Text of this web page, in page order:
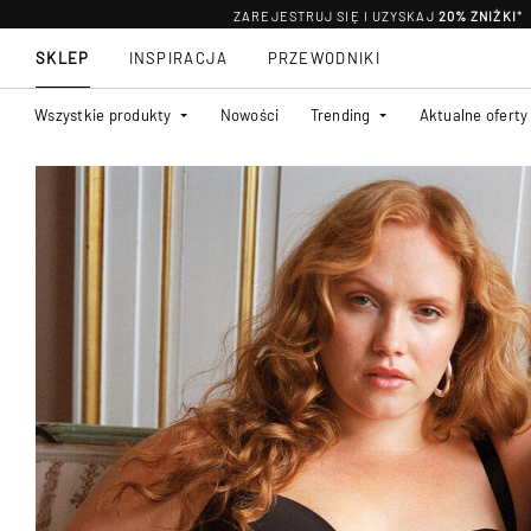
ZAREJESTRUJ SIĘ I UZYSKAJ 20% ZNIŻKI*
SKLEP
Wszystkie produkty Nowości Trending Aktualne oferty
INSPIRACJA PRZEWODNIKI